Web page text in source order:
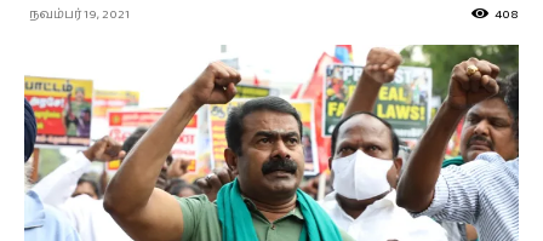
நவம்பர் 19, 2021 408